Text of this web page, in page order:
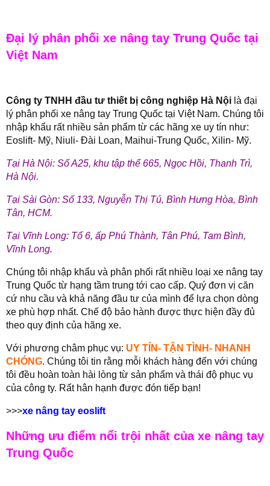
Đại lý phân phối xe nâng tay Trung Quốc tại
Việt Nam
Công ty TNHH đầu tư thiết bị công nghiệp Hà Nội là đại
lý phân phối xe nâng tay Trung Quốc tại Việt Nam. Chúng tôi
nhập khẩu rất nhiều sản phẩm từ các hãng xe uy tín như:
Eoslift- Mỹ, Niuli- Đài Loan, Maihui-Trung Quốc, Xilin- Mỹ.
Tại Hà Nội: Số A25, khu tập thể 665, Ngọc Hồi, Thanh Trì,
Hà Nội.
Tại Sài Gòn: Số 133, Nguyễn Thị Tú, Bình Hưng Hòa, Bình
Tân, HCM.
Tại Vĩnh Long: Tổ 6, ấp Phú Thành, Tân Phú, Tam Bình,
Vĩnh Long.
Chúng tôi nhập khẩu và phân phối rất nhiều loại xe nâng tay
Trung Quốc từ hạng tầm trung tới cao cấp. Quý đơn vị căn
cứ nhu cầu và khả năng đầu tư của mình để lựa chọn dòng
xe phù hợp nhất. Chế độ bảo hành được thực hiện đầy đủ
theo quy định của hãng xe.
Với phương châm phục vụ: UY TÍN- TẬN TÌNH- NHANH
CHÓNG. Chúng tôi tin rằng mỗi khách hàng đến với chúng
tôi đều hoàn toàn hài lòng từ sản phẩm và thái độ phục vụ
của công ty. Rất hân hạnh được đón tiếp bạn!
>>>xe nâng tay eoslift
Những ưu điểm nổi trội nhất của xe nâng tay
Trung Quốc